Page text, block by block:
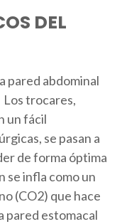
DEL
pared abdominal
Los trocares,
un fácil
se pasan a
de forma óptima
se infla como un
(CO2) que hace
pared estomacal